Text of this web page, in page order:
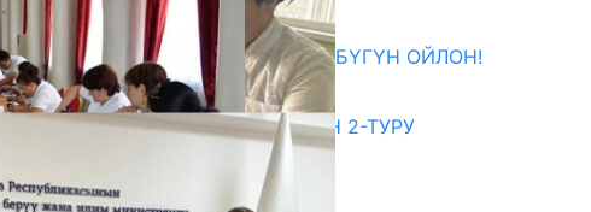
27.07.2026
ӨЗҮҢДҮН КЕЛЕЧЕГИҢ ҮЧҮН БҮГҮН ОЙЛОН!
20.07.2026
ЖОЖДОРГО КАБЫЛ АЛУУНУН 2-ТУРУ
20.07.2026